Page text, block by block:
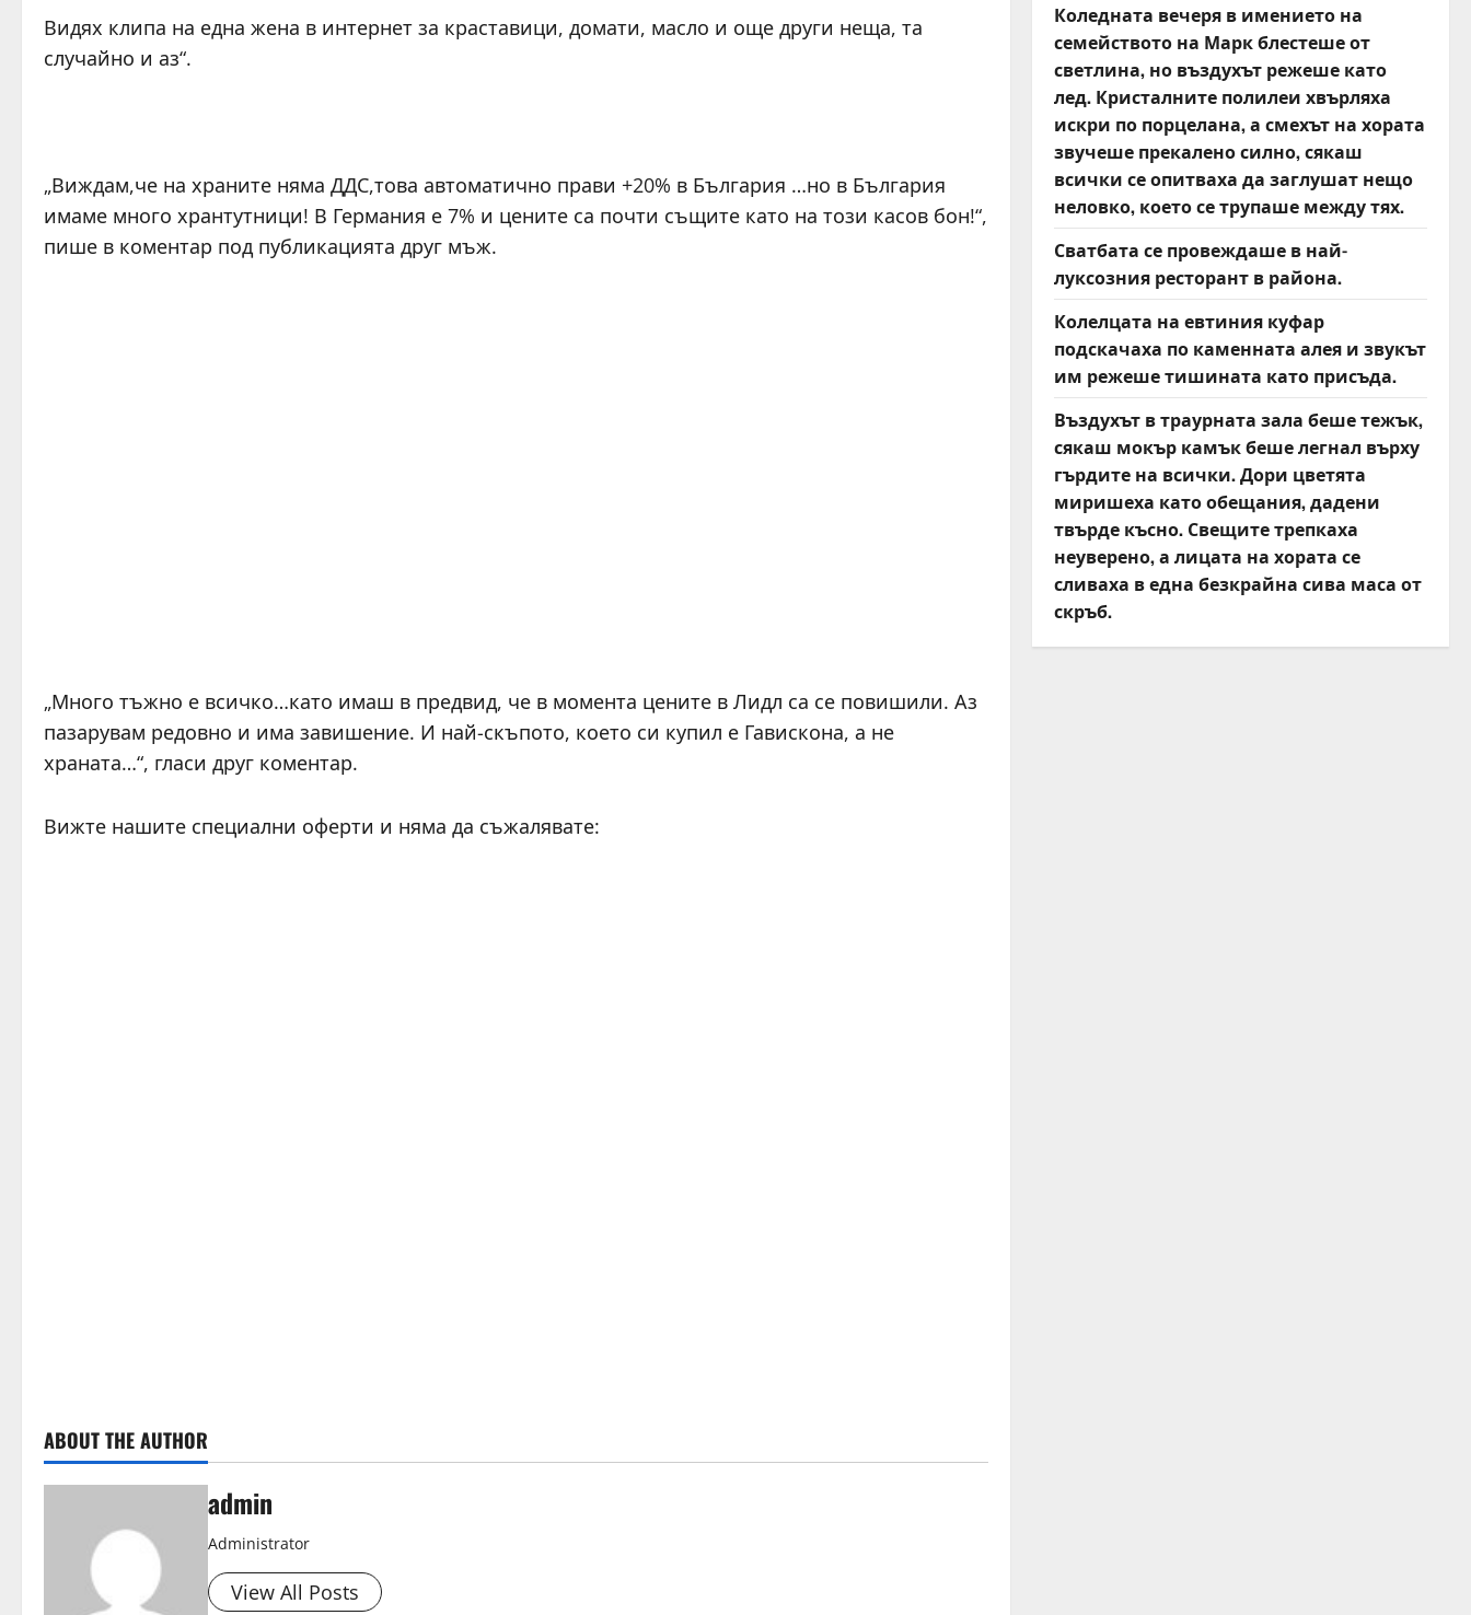
Видях клипа на една жена в интернет за краставици, домати, масло и още други неща, та
случайно и аз“.
„Виждам,че на храните няма ДДС,това автоматично прави +20% в България …но в България
имаме много хрантутници! В Германия е 7% и цените са почти същите като на този касов бон!“,
пише в коментар под публикацията друг мъж.
„Много тъжно е всичко…като имаш в предвид, че в момента цените в Лидл са се повишили. Аз
пазарувам редовно и има завишение. И най-скъпото, което си купил е Гавискона, а не
храната…“, гласи друг коментар.
Вижте нашите специални оферти и няма да съжалявате:
i
ABOUT THE AUTHOR
admin
Administrator
View All Posts
Коледната вечеря в имението на
семейството на Марк блестеше от
светлина, но въздухът режеше като
лед. Кристалните полилеи хвърляха
искри по порцелана, а смехът на хората
звучеше прекалено силно, сякаш
всички се опитваха да заглушат нещо
неловко, което се трупаше между тях.
Сватбата се провеждаше в най-
луксозния ресторант в района.
Колелцата на евтиния куфар
подскачаха по каменната алея и звукът
им режеше тишината като присъда.
Въздухът в траурната зала беше тежък,
сякаш мокър камък беше легнал върху
гърдите на всички. Дори цветята
миришеха като обещания, дадени
твърде късно. Свещите трепкаха
неуверено, а лицата на хората се
сливаха в една безкрайна сива маса от
скръб.